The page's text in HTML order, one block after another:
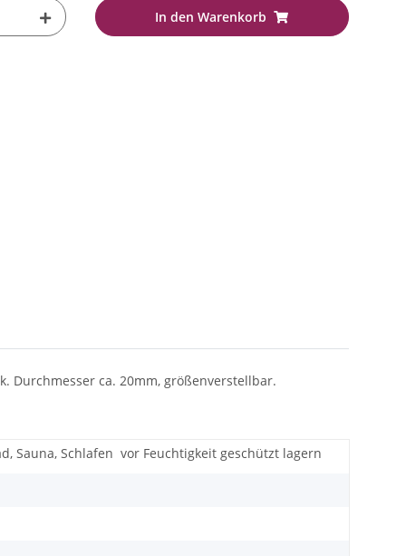
In den Warenkorb
Durchmesser ca. 20mm, größenverstellbar.
Sauna, Schlafen vor Feuchtigkeit geschützt lagern